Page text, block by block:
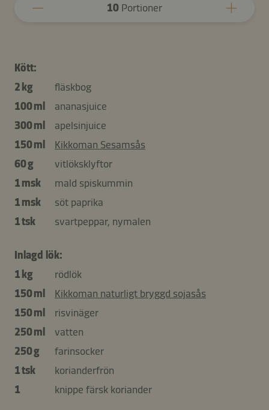
10 Portioner
Kött:
2 kg
fläskbog
100 ml
ananasjuice
300 ml
apelsinjuice
150 ml
Kikkoman Sesamsås
60 g
vitlöksklyftor
1 msk
mald spiskummin
1 msk
söt paprika
1 tsk
svartpeppar, nymalen
Inlagd lök:
1 kg
rödlök
150 ml
Kikkoman naturligt bryggd sojasås
150 ml
risvinäger
250 ml
vatten
250 g
farinsocker
1 tsk
korianderfrön
1
knippe färsk koriander